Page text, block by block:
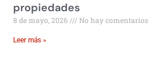
propiedades
8 de mayo, 2026 No hay comentarios
Leer más »